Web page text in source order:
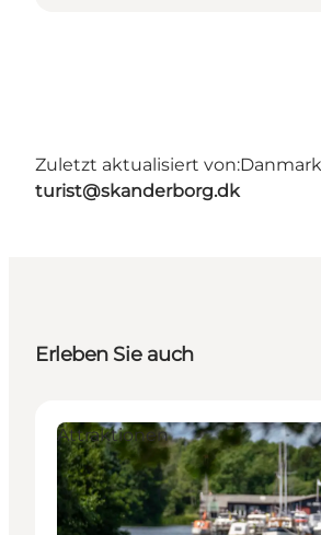
Zuletzt aktualisiert von:
turist@skanderborg.dk
Erleben Sie auch
Attraktionen